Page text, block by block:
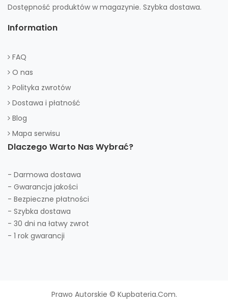
Dostępność produktów w magazynie. Szybka dostawa.
Information
FAQ
O nas
Polityka zwrotów
Dostawa i płatność
Blog
Mapa serwisu
Dlaczego Warto Nas Wybrać?
- Darmowa dostawa
- Gwarancja jakości
- Bezpieczne płatności
- Szybka dostawa
- 30 dni na łatwy zwrot
- 1 rok gwarancji
Prawo Autorskie © Kupbateria.com.